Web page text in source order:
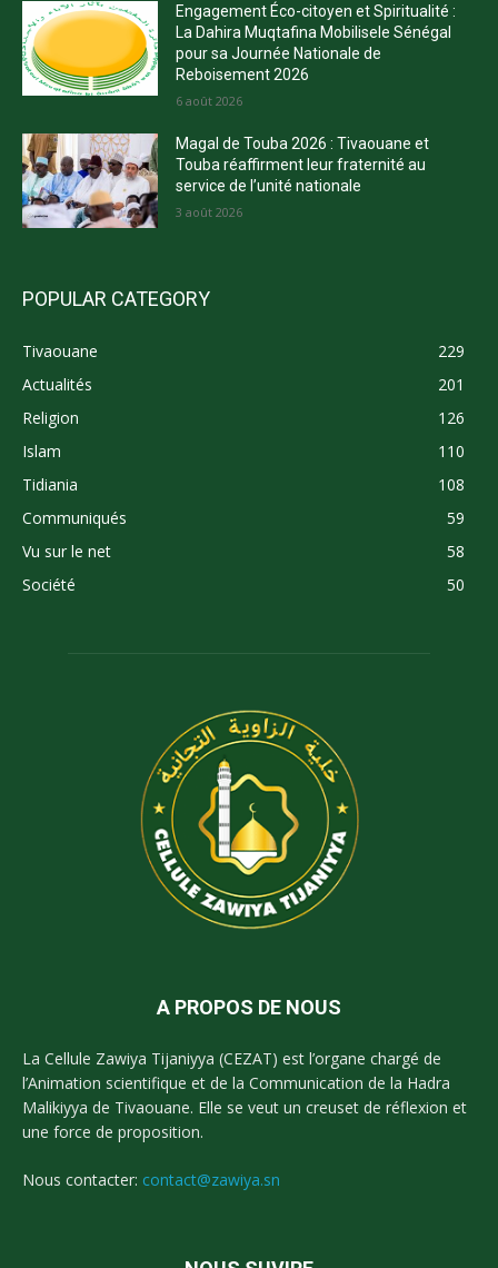
Engagement Éco-citoyen et Spiritualité :
La Dahira Muqtafina Mobilisele Sénégal
pour sa Journée Nationale de
Reboisement 2026
6 août 2026
Magal de Touba 2026 : Tivaouane et
Touba réaffirment leur fraternité au
service de l’unité nationale
3 août 2026
POPULAR CATEGORY
Tivaouane
229
Actualités
201
Religion
126
Islam
110
Tidiania
108
Communiqués
59
Vu sur le net
58
Société
50
A PROPOS DE NOUS
La Cellule Zawiya Tijaniyya (CEZAT) est l’organe chargé de
l’Animation scientifique et de la Communication de la Hadra
Malikiyya de Tivaouane. Elle se veut un creuset de réflexion et
une force de proposition.
Nous contacter: contact@zawiya.sn